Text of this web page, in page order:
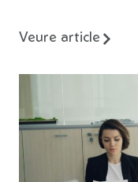
Veure article